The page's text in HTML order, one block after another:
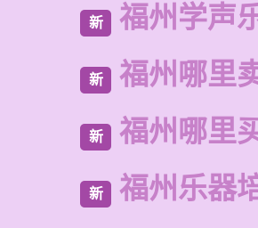
新 福州学声
新 福州哪里
新 福州哪里
新 福州乐器